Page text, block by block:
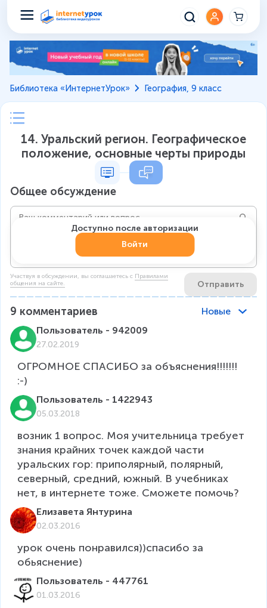
Библиотека «ИнтернетУрок» География, 9 класс
14. Уральский регион. Географическое
положение, основные черты природы
Общее обсуждение
Участвуя в обсуждении, вы соглашаетесь c Правилами
общения на сайте.
Отправить
Доступно после авторизации
Войти
9 комментариев
Новые
Пользователь - 942009
27.02.2019
ОГРОМНОЕ СПАСИБО за объяснения!!!!!!!
:-)
Пользователь - 1422943
05.03.2018
возник 1 вопрос. Моя учительница требует
знания крайних точек каждой части
уральских гор: приполярный, полярный,
северный, средний, южный. В учебниках
Елизавета Янтурина
02.03.2016
урок очень понравился))спасибо за
обьяснение)
Пользователь - 447761
01.03.2016